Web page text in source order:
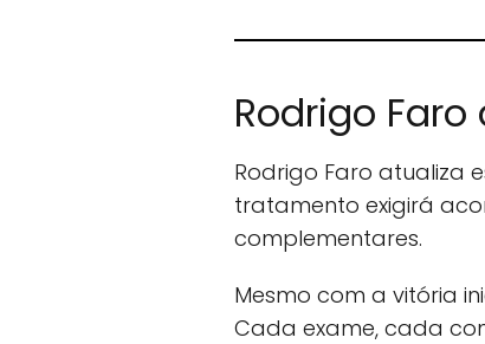
Rodrigo
Rodrigo Faro atualiza
tratamento exigirá
complementares.
Mesmo com a vitória
Cada exame, cada